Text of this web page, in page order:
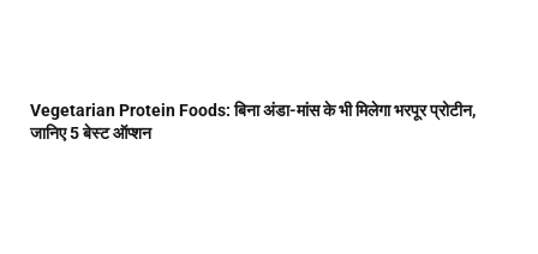
Vegetarian Protein Foods: बिना अंडा-मांस के भी मिलेगा भरपूर प्रोटीन,
जानिए 5 बेस्ट ऑप्शन